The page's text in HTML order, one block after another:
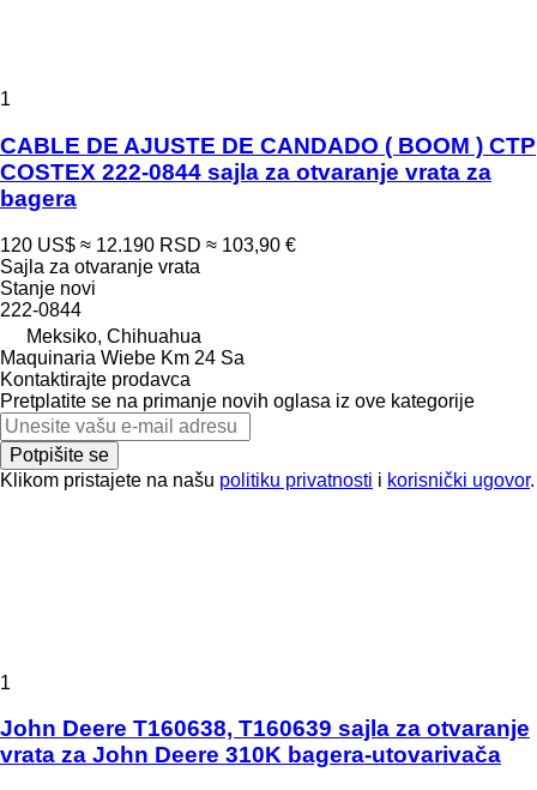
1
CABLE DE AJUSTE DE CANDADO ( BOOM ) CTP
COSTEX 222-0844 sajla za otvaranje vrata za
bagera
120 US$ ≈ 12.190 RSD ≈ 103,90 €
Sajla za otvaranje vrata
Stanje novi
222-0844
Meksiko, Chihuahua
Maquinaria Wiebe Km 24 Sa
Kontaktirajte prodavca
Pretplatite se na primanje novih oglasa iz ove kategorije
Potpišite se
Klikom pristajete na našu politiku privatnosti i korisnički ugovor.
1
John Deere T160638, T160639 sajla za otvaranje
vrata za John Deere 310K bagera-utovarivača